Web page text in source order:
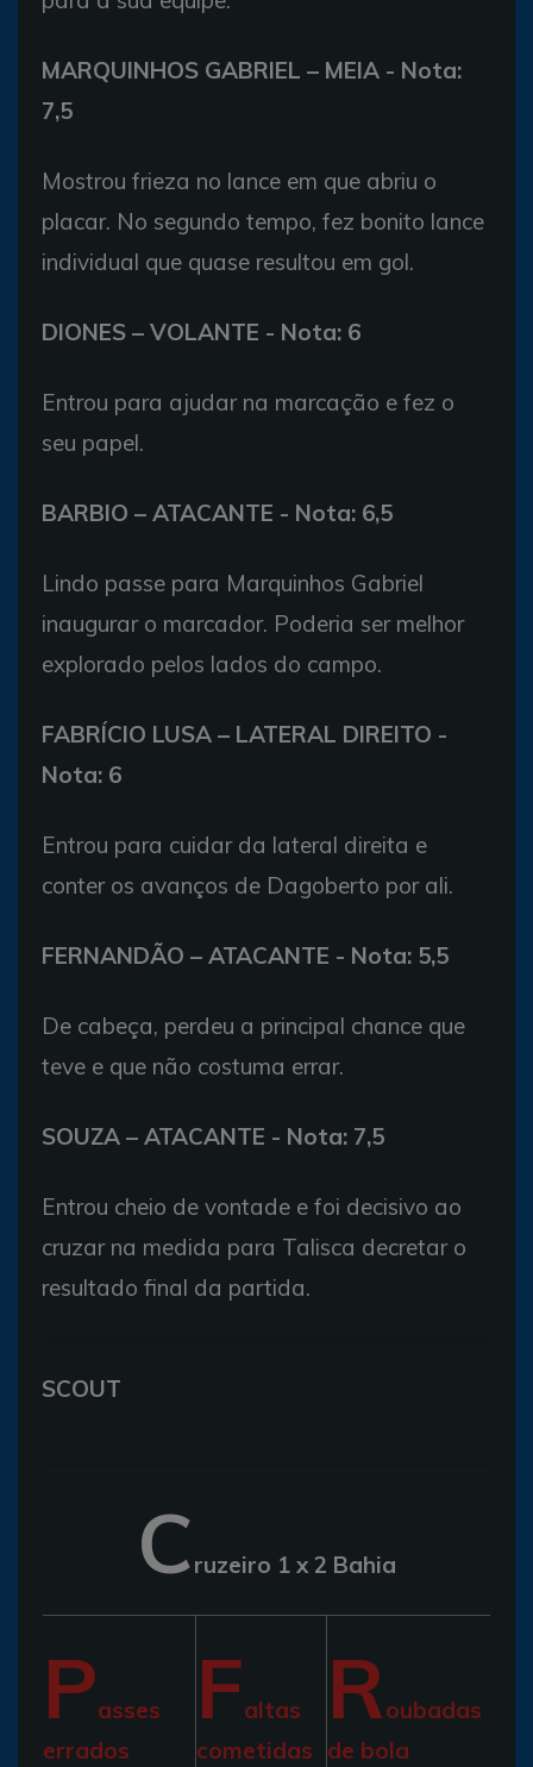
MARQUINHOS GABRIEL – MEIA - Nota:
7,5
Mostrou frieza no lance em que abriu o
placar. No segundo tempo, fez bonito lance
individual que quase resultou em gol.
DIONES – VOLANTE - Nota: 6
Entrou para ajudar na marcação e fez o
seu papel.
BARBIO – ATACANTE - Nota: 6,5
Lindo passe para Marquinhos Gabriel
inaugurar o marcador. Poderia ser melhor
explorado pelos lados do campo.
FABRÍCIO LUSA – LATERAL DIREITO -
Nota: 6
Entrou para cuidar da lateral direita e
conter os avanços de Dagoberto por ali.
FERNANDÃO – ATACANTE - Nota: 5,5
De cabeça, perdeu a principal chance que
teve e que não costuma errar.
SOUZA – ATACANTE - Nota: 7,5
Entrou cheio de vontade e foi decisivo ao
cruzar na medida para Talisca decretar o
resultado final da partida.
SCOUT
Cruzeiro 1 x 2 Bahia
Passes
errados
Faltas
cometidas
Roubadas
de bola